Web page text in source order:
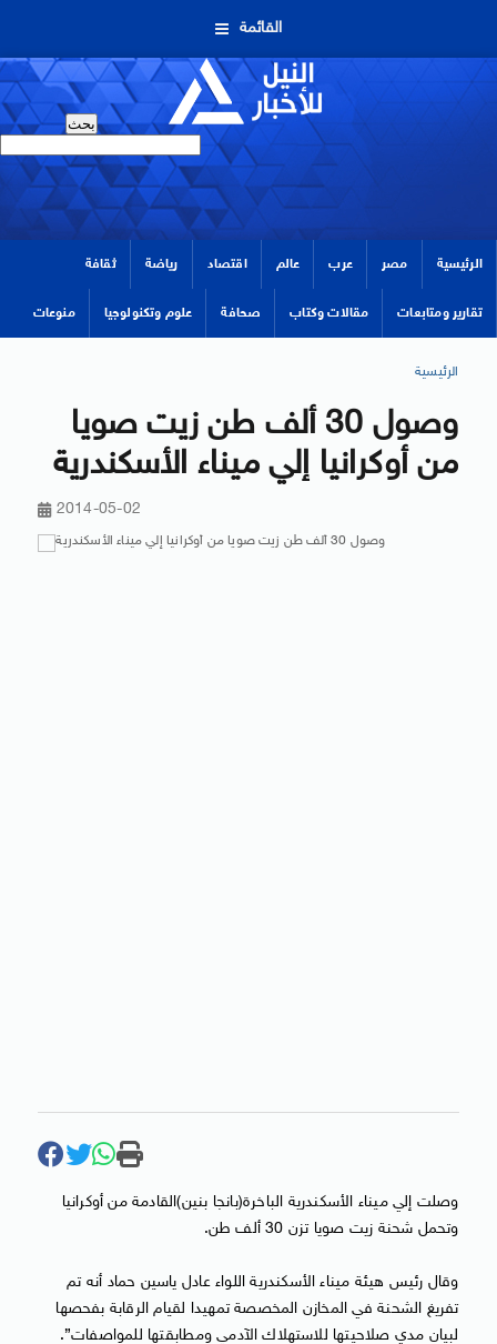
القائمة
الرئيسية مصر عرب عالم اقتصاد رياضة ثقافة
تقارير ومتابعات مقالات وكتاب صحافة علوم وتكنولوجيا منوعات
الرئيسية
وصول 30 ألف طن زيت صويا
من أوكرانيا إلي ميناء الأسكندرية
2014-05-02
وصلت إلي ميناء الأسكندرية الباخرة(بانجا بنين)القادمة من أوكرانيا
وتحمل شحنة زيت صويا تزن 30 ألف طن.
وقال رئيس هيئة ميناء الأسكندرية اللواء عادل ياسين حماد أنه تم
تفريغ الشحنة في المخازن المخصصة تمهيدا لقيام الرقابة بفحصها
لبيان مدي صلاحيتها للاستهلاك الآدمي ومطابقتها للمواصفات”.